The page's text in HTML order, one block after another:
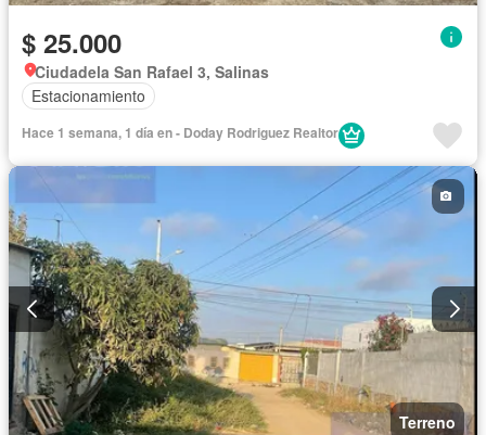
$ 25.000
Ciudadela San Rafael 3, Salinas
Estacionamiento
Hace 1 semana, 1 día en - Doday Rodriguez Realtor
Terreno